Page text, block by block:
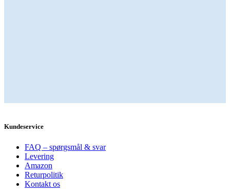
Kundeservice
FAQ – spørgsmål & svar
Levering
Amazon
Returpolitik
Kontakt os